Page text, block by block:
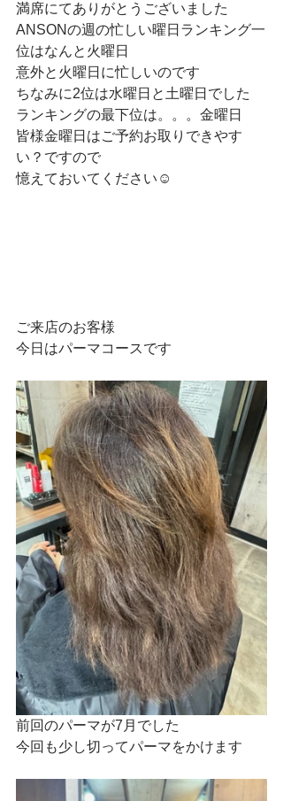
満席にてありがとうございました
ANSONの週の忙しい曜日ランキング一
位はなんと火曜日
意外と火曜日に忙しいのです
ちなみに2位は水曜日と土曜日でした
ランキングの最下位は。。。金曜日
皆様金曜日はご予約お取りできやす
い？ですので
憶えておいてください☺
ご来店のお客様
今日はパーマコースです
前回のパーマが7月でした
今回も少し切ってパーマをかけます